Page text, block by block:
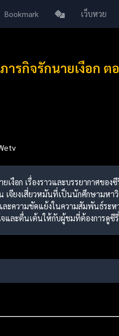
Bookmark เว็บหวย
ารกิจรักนายเงือก
ยเงือก เรื่องราวและบรรยากาศข
จียงเสี่ยวหมันที่เป็นนักศึกษามหา
ะความขัดแย้งในความสัมพันธ์ระ
และตื่นเต้นให้กับผู้ชมที่ต้องการดูซี